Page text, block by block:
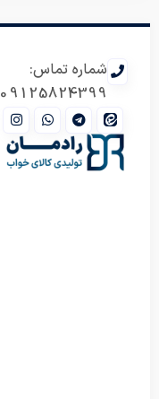
شماره تماس:
09125824399